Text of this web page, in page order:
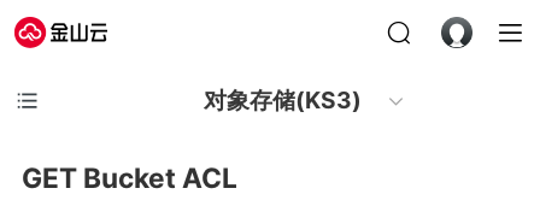
对象存储(KS3)
GET Bucket ACL